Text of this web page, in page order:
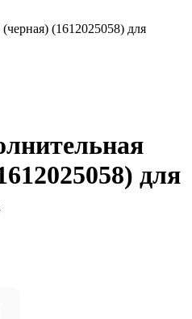
(1612025058) для
для